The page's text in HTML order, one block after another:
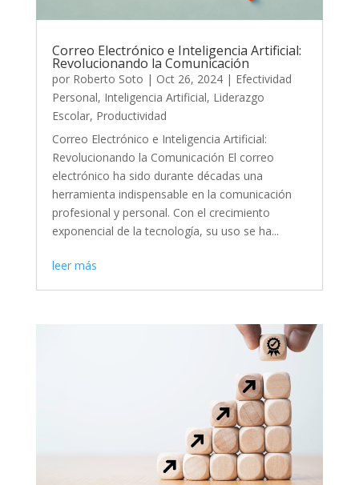
Correo Electrónico e Inteligencia Artificial:
Revolucionando la Comunicación
por Roberto Soto | Oct 26, 2024| Efectividad
Personal, Inteligencia Artificial, Liderazgo
Escolar, Productividad
Correo Electrónico e Inteligencia Artificial:
Revolucionando la Comunicación El correo
electrónico ha sido durante décadas una
herramienta indispensable en la comunicación
profesional y personal. Con el crecimiento
exponencial de la tecnología, su uso se ha...
leer más